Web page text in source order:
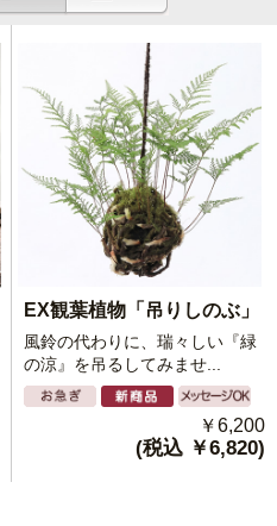
EX観葉植物「吊りしのぶ」
風鈴の代わりに、瑞々しい『緑
の涼』を吊るしてみませ...
￥6,200
(税込 ￥6,820)